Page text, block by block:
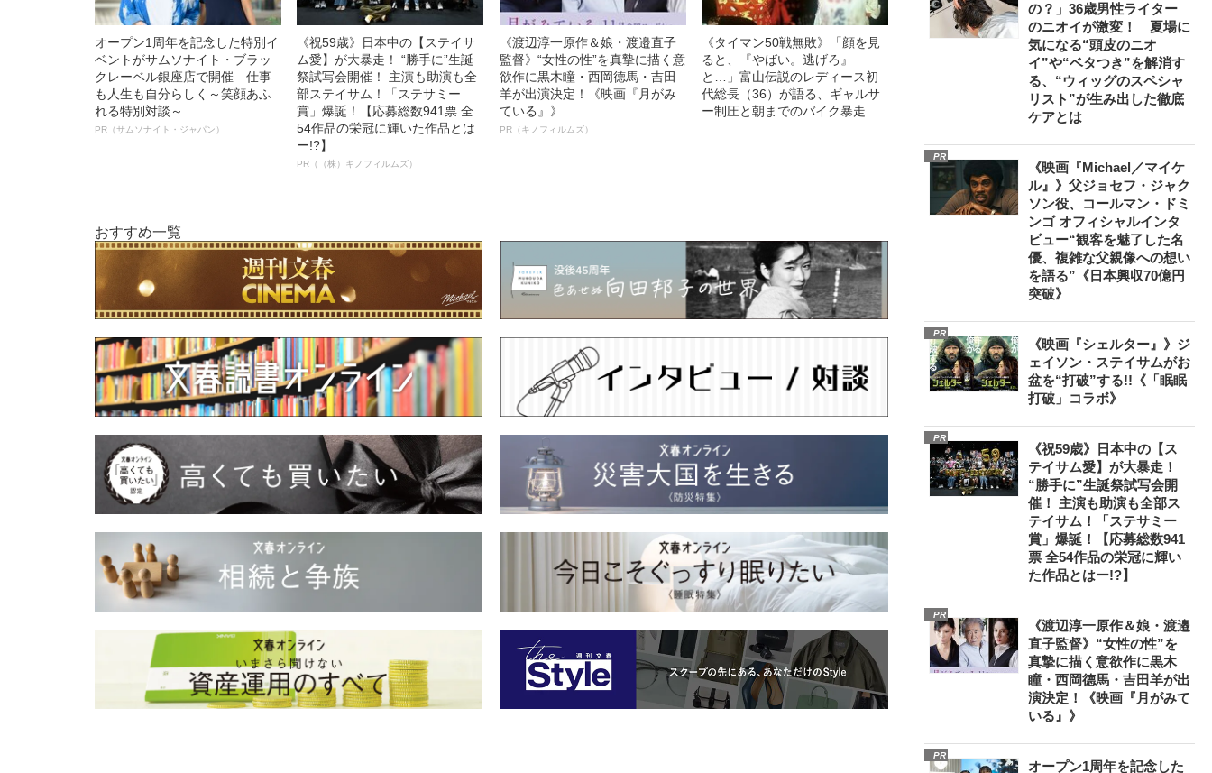
オープン1周年を記念した特別イ
ベントがサムソナイト・ブラッ
クレーベル銀座店で開催 仕事
も人生も自分らしく～笑顔あふ
れる特別対談～
PR（サムソナイト・ジャパン）
《祝59歳》日本中の【ステイサ
ム愛】が大暴走！ “勝手に”生誕
祭試写会開催！ 主演も助演も全
部ステイサム！「ステサミー
賞」爆誕！【応募総数941票 全
54作品の栄冠に輝いた作品とは
ー!?】
PR（（株）キノフィルムズ）
《渡辺淳一原作＆娘・渡邉直子
監督》“女性の性”を真摯に描く意
欲作に黒木瞳・西岡德馬・吉田
羊が出演決定！《映画『月がみ
ている』》
PR（キノフィルムズ）
《タイマン50戦無敗》「顔を見
ると、『やばい。逃げろ』
と…」富山伝説のレディース初
代総長（36）が語る、ギャルサ
ー制圧と朝までのバイク暴走
おすすめ一覧
の？」36歳男性ライター
のニオイが激変！ 夏場に
気になる“頭皮のニオ
イ”や“ベタつき”を解消す
る、“ウィッグのスペシャ
リスト”が生み出した徹底
ケアとは
PR
《映画『Michael／マイケ
ル』》父ジョセフ・ジャク
ソン役、コールマン・ドミ
ンゴ オフィシャルインタ
ビュー“観客を魅了した名
優、複雑な父親像への想い
を語る”《日本興収70億円
突破》
PR
《映画『シェルター』》ジ
ェイソン・ステイサムがお
盆を“打破”する!!《「眠眠
打破」コラボ》
PR
《祝59歳》日本中の【ス
テイサム愛】が大暴走！
“勝手に”生誕祭試写会開
催！ 主演も助演も全部ス
テイサム！「ステサミー
賞」爆誕！【応募総数941
票 全54作品の栄冠に輝い
た作品とはー!?】
PR
《渡辺淳一原作＆娘・渡邉
直子監督》“女性の性”を
真摯に描く意欲作に黒木
瞳・西岡德馬・吉田羊が出
演決定！《映画『月がみて
いる』》
PR
オープン1周年を記念した